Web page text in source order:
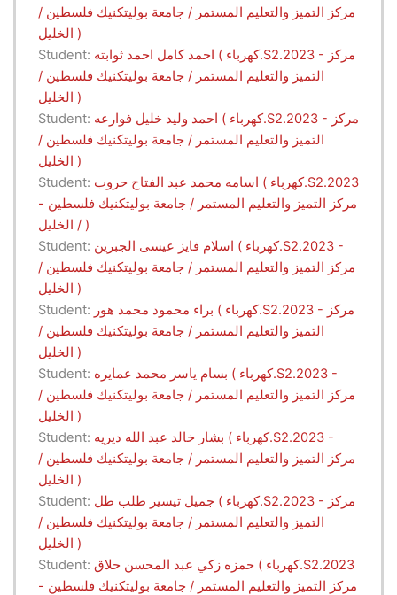
مركز التميز والتعليم المستمر / جامعة بوليتكنيك فلسطين /
الخليل )
Student: احمد كامل احمد ثوابته ( كهرباء.S2.2023 - مركز
التميز والتعليم المستمر / جامعة بوليتكنيك فلسطين /
الخليل )
Student: احمد وليد خليل فوارعه ( كهرباء.S2.2023 - مركز
التميز والتعليم المستمر / جامعة بوليتكنيك فلسطين /
الخليل )
Student: اسامه محمد عبد الفتاح حروب ( كهرباء.S2.2023
- مركز التميز والتعليم المستمر / جامعة بوليتكنيك فلسطين
/ الخليل )
Student: اسلام فايز عيسى الجبرين ( كهرباء.S2.2023 -
مركز التميز والتعليم المستمر / جامعة بوليتكنيك فلسطين /
الخليل )
Student: براء محمود محمد هور ( كهرباء.S2.2023 - مركز
التميز والتعليم المستمر / جامعة بوليتكنيك فلسطين /
الخليل )
Student: بسام ياسر محمد عمايره ( كهرباء.S2.2023 -
مركز التميز والتعليم المستمر / جامعة بوليتكنيك فلسطين /
الخليل )
Student: بشار خالد عبد الله ديريه ( كهرباء.S2.2023 -
مركز التميز والتعليم المستمر / جامعة بوليتكنيك فلسطين /
الخليل )
Student: جميل تيسير طلب طل ( كهرباء.S2.2023 - مركز
التميز والتعليم المستمر / جامعة بوليتكنيك فلسطين /
الخليل )
Student: حمزه زكي عبد المحسن حلاق ( كهرباء.S2.2023
- مركز التميز والتعليم المستمر / جامعة بوليتكنيك فلسطين